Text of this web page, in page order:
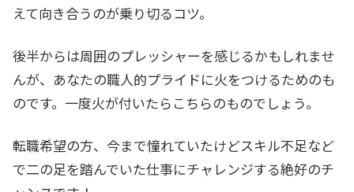
えて向き合うのが乗り切るコツ。
後半からは周囲のプレッシャーを感じるかもしれませ
んが、あなたの職人的プライドに火をつけるためのも
のです。一度火が付いたらこちらのものでしょう。
転職希望の方、今まで憧れていたけどスキル不足など
で二の足を踏んでいた仕事にチャレンジする絶好のチ